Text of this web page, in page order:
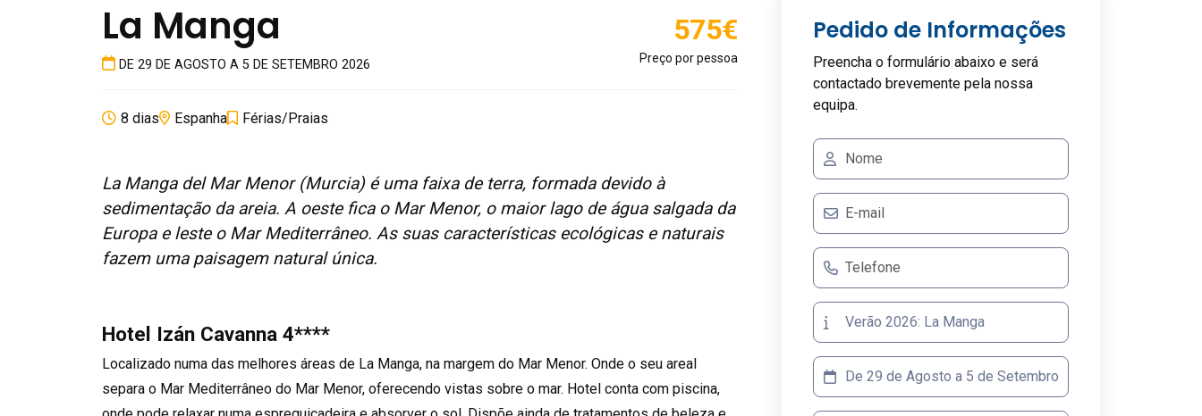
La Manga
DE 29 DE AGOSTO A 5 DE SETEMBRO 2026
575€
Preço por pessoa
8 dias Espanha Férias/Praias
La Manga del Mar Menor (Murcia) é uma faixa de terra, formada devido à
sedimentação da areia. A oeste fica o Mar Menor, o maior lago de água salgada da
Europa e leste o Mar Mediterrâneo. As suas características ecológicas e naturais
fazem uma paisagem natural única.
Hotel Izán Cavanna 4****
Localizado numa das melhores áreas de La Manga, na margem do Mar Menor. Onde o seu areal
separa o Mar Mediterrâneo do Mar Menor, oferecendo vistas sobre o mar. Hotel conta com piscina,
Pedido de Informações
Preencha o formulário abaixo e será
contactado brevemente pela nossa
equipa.